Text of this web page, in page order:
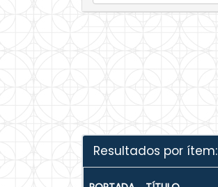
Resultados por ítem: